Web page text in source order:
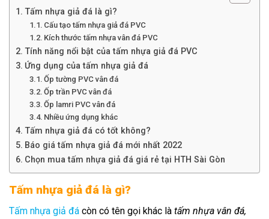
Tấm nhựa giả đá là gì?
Cấu tạo tấm nhựa giả đá PVC
Kích thước tấm nhựa vân đá PVC
Tính năng nổi bật của tấm nhựa giả đá PVC
Ứng dụng của tấm nhựa giả đá
Ốp tường PVC vân đá
Ốp trần PVC vân đá
Ốp lamri PVC vân đá
Nhiều ứng dụng khác
Tấm nhựa giả đá có tốt không?
Báo giá tấm nhựa giả đá mới nhất 2022
Chọn mua tấm nhựa giả đá giá rẻ tại HTH Sài Gòn
Tấm nhựa giả đá là gì?
Tấm nhựa giả đá còn có tên gọi khác là tấm nhựa vân đá,